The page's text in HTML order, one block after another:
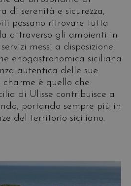
di serenità e sicurezza,
possano ritrovare tutta
attraverso gli ambienti in
messi a disposizione.
enogastronomica siciliana
autentica delle sue
charme è quello che
di Ulisse contribuisce a
portando sempre più in
del territorio siciliano.